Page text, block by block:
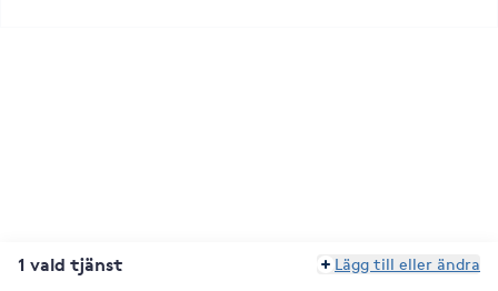
1 vald tjänst Lägg till eller ändra